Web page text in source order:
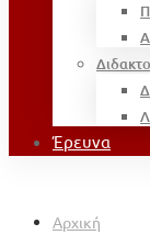
Έρευνα
Αρχική